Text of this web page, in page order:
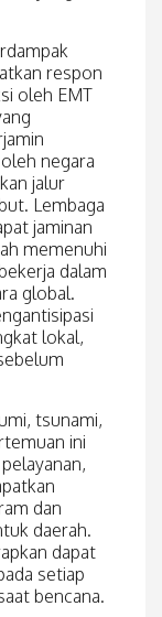
respon
oleh EMT
negara
jalur
Lembaga
jaminan
memenuhi
dalam
global.
lokal,
tsunami,
ini
dan
daerah.
dapat
setiap
bencana.